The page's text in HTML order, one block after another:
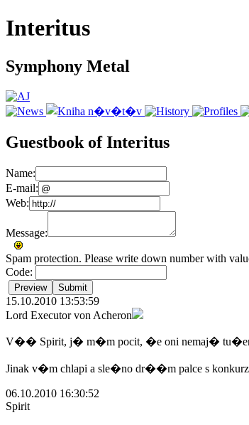
Interitus
Symphony Metal
Guestbook of Interitus
Name:
E-mail:
Web:
Message:
Spam protection. Please write down number with
Code:
15.10.2010 13:53:59
Lord Executor von Acheron
V�� Spirit, j� m�m pocit, �e oni nemaj�
Jinak v�m chlapi a sle�no dr��m palce s
06.10.2010 16:30:52
Spirit